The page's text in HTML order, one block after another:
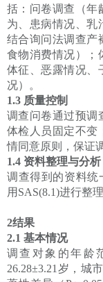
括：问卷调查（年
为、患病情况、乳
结合询问法调查产
食物消费情况）；
体征、恶露情况、
况）。
1.3 质量控制
调查问卷通过预调
体检人员固定不变
情同意原则，保证
1.4 资料整理与分析
调查得到的资料统
用SAS(8.1)进行整
2结果
2.1 基本情况
调查对象的年龄
26.28±3.21岁，城